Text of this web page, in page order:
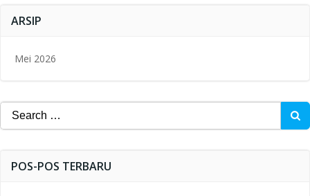
ARSIP
Mei 2026
Search
for:
POS-POS TERBARU